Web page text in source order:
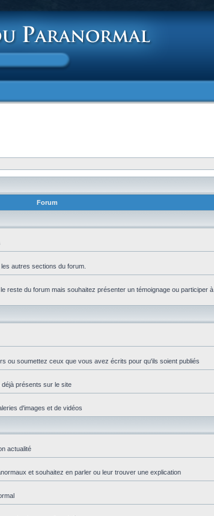
Forum
autres sections du forum.
reste du forum mais souhaitez présenter un témoignage ou participer à
ou soumettez ceux que vous avez écrits pour qu'ils soient publiés
présents sur le site
d'images et de vidéos
actualité
et souhaitez en parler ou leur trouver une explication